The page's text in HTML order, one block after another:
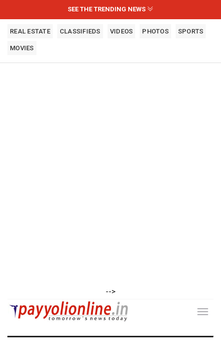
SEE THE TRENDING NEWS
REAL ESTATE CLASSIFIEDS VIDEOS PHOTOS SPORTS
MOVIES
-->